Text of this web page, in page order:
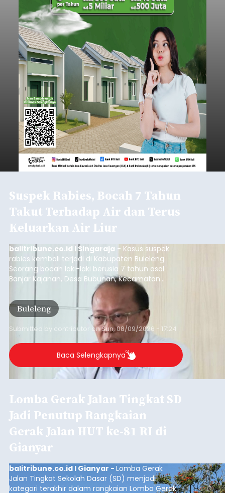
Suspek Rabies, Bocah 7 Tahun
Takut Terhadap Air dan Terus
Keluarkan Air Liur
balitribune.co.id I Singaraja - Kasus suspek
rabies kembali terjadi di Kabupaten Buleleng.
Seorang bocah laki-laki berusia 7 tahun asal
Banjar Kajanan, Desa Bubunan, Kecamatan
Seririt, dilaporkan mengalami gejala khas rabies
setelah sebelumnya digigit anjing pada awal Juni
2026.
Buleleng
Submitted by contributor onSun, 08/09/2026 - 17:24
Baca Selengkapnya
Lomba Gerak Jalan Tingkat SD
Jadi Penutup Rangkaian
Gerak Jalan HUT ke-81 RI di
Gianyar
balitribune.co.id I Gianyar - Lomba Gerak
Jalan Tingkat Sekolah Dasar (SD) menjadi
kategori terakhir dalam rangkaian Lomba Gerak